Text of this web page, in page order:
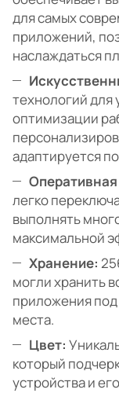
для самых
приложений,
наслаждаться
технологий
оптимизации
адаптируется
легко
выполнять
максимальной
Хранение:
могли хранить
приложения под
места.
Цвет:
который
устройства и